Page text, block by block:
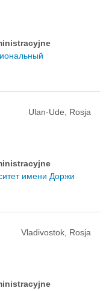
Ulan-Ude, Rosja
имени Доржи
Vladivostok, Rosja